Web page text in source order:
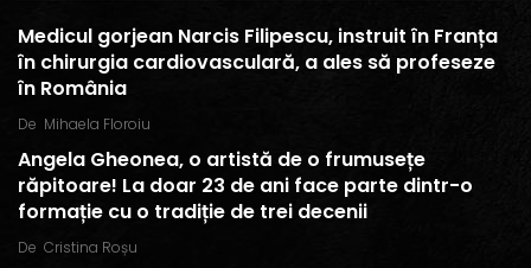
Medicul gorjean Narcis Filipescu, instruit în Franța
în chirurgia cardiovasculară, a ales să profeseze
în România
De Mihaela Floroiu
Angela Gheonea, o artistă de o frumusețe
răpitoare! La doar 23 de ani face parte dintr-o
formație cu o tradiție de trei decenii
De Cristina Roșu